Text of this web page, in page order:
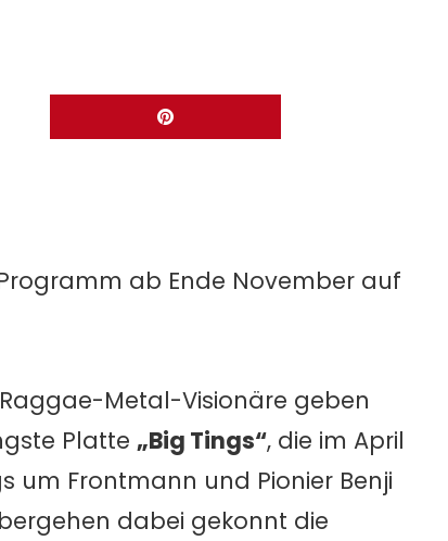
ab Ende November auf
Metal-Visionäre geben
Platte „Big Tings“, die im April
um Frontmann und Pionier Benji
dabei gekonnt die